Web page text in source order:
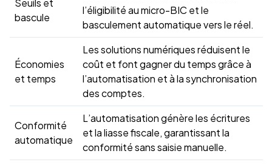
Seuils et
bascule
l’éligibilité au micro-BIC et le
basculement automatique vers le réel.
Économies
et temps
Les solutions numériques réduisent le
coût et font gagner du temps grâce à
l’automatisation et à la synchronisation
des comptes.
Conformité
automatique
L’automatisation génère les écritures
et la liasse fiscale, garantissant la
conformité sans saisie manuelle.